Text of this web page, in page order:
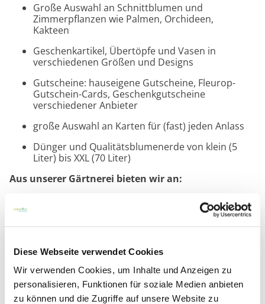
Diese Webseite verwendet Cookies
Wir verwenden Cookies, um Inhalte und Anzeigen zu
personalisieren, Funktionen für soziale Medien anbieten
zu können und die Zugriffe auf unsere Website zu
Große Auswahl an Schnittblumen und
Zimmerpflanzen wie Palmen, Orchideen,
Kakteen
Geschenkartikel, Übertöpfe und Vasen in
verschiedenen Größen und Designs
Gutscheine: hauseigene Gutscheine, Fleurop-
Gutschein-Cards, Geschenkgutscheine
verschiedener Anbieter
große Auswahl an Karten für (fast) jeden Anlass
Dünger und Qualitätsblumenerde von klein (5
Liter) bis XXL (70 Liter)
Aus unserer Gärtnerei bieten wir an:
saisonale Beet- und Balkonpflanzen von
Frühjahr bis Herbst aus eigenem Anbau, sowie
eigener Anzucht
gepflanzte Arrangements sowie selbstgefertigte
dekorative Gestecke und Schmuckkränze